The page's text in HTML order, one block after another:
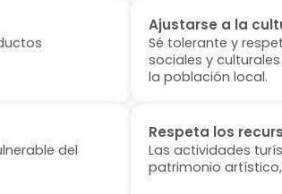
Ajustarse a la
Sé tolerante y
sociales y
la población local.
del
Respeta los
Las actividades
patrimonio